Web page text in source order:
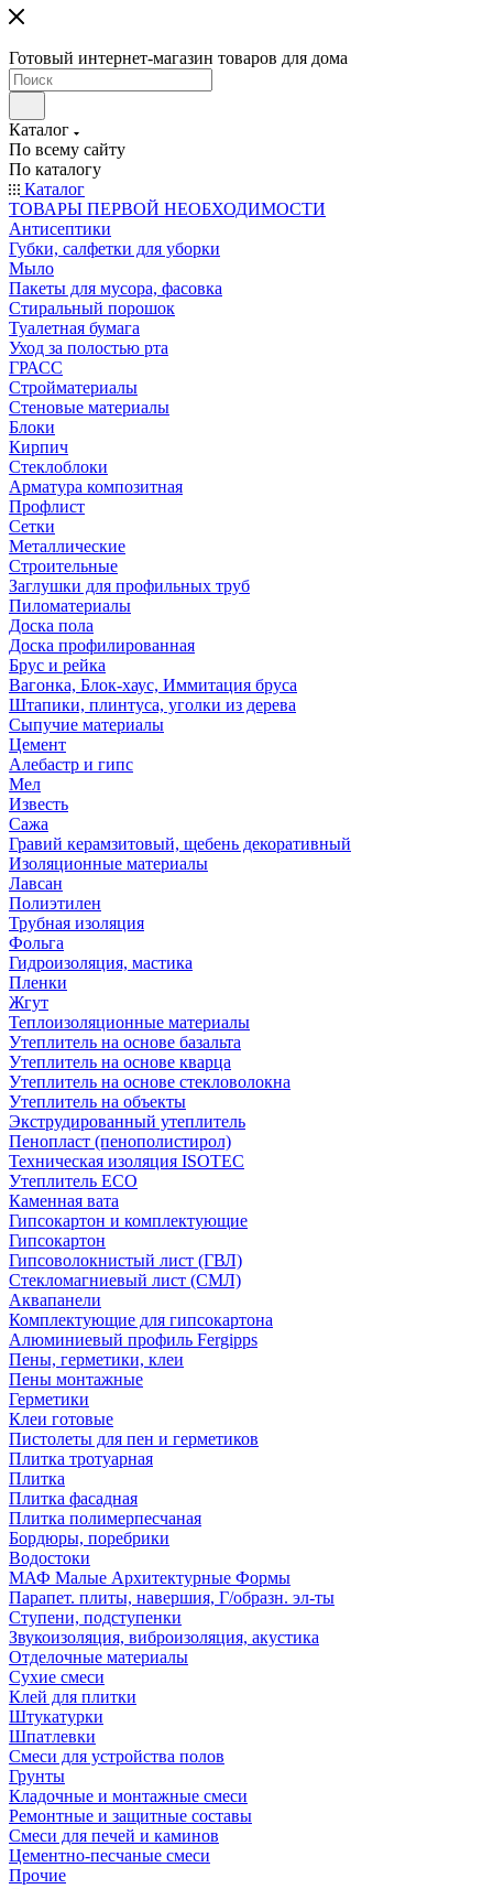
Готовый интернет-магазин товаров для дома
Каталог
По всему сайту
По каталогу
Каталог
ТОВАРЫ ПЕРВОЙ НЕОБХОДИМОСТИ
Антисептики
Губки, салфетки для уборки
Мыло
Пакеты для мусора, фасовка
Стиральный порошок
Туалетная бумага
Уход за полостью рта
ГРАСС
Стройматериалы
Стеновые материалы
Блоки
Кирпич
Стеклоблоки
Арматура композитная
Профлист
Сетки
Металлические
Строительные
Заглушки для профильных труб
Пиломатериалы
Доска пола
Доска профилированная
Брус и рейка
Вагонка, Блок-хаус, Иммитация бруса
Штапики, плинтуса, уголки из дерева
Сыпучие материалы
Цемент
Алебастр и гипс
Мел
Известь
Сажа
Гравий керамзитовый, щебень декоративный
Изоляционные материалы
Лавсан
Полиэтилен
Трубная изоляция
Фольга
Гидроизоляция, мастика
Пленки
Жгут
Теплоизоляционные материалы
Утеплитель на основе базальта
Утеплитель на основе кварца
Утеплитель на основе стекловолокна
Утеплитель на объекты
Экструдированный утеплитель
Пенопласт (пенополистирол)
Техническая изоляция ISOTEC
Утеплитель ECO
Каменная вата
Гипсокартон и комплектующие
Гипсокартон
Гипсоволокнистый лист (ГВЛ)
Стекломагниевый лист (СМЛ)
Аквапанели
Комплектующие для гипсокартона
Алюминиевый профиль Fergipps
Пены, герметики, клеи
Пены монтажные
Герметики
Клеи готовые
Пистолеты для пен и герметиков
Плитка тротуарная
Плитка
Плитка фасадная
Плитка полимерпесчаная
Бордюры, поребрики
Водостоки
МАФ Малые Архитектурные Формы
Парапет. плиты, навершия, Г/образн. эл-ты
Ступени, подступенки
Звукоизоляция, виброизоляция, акустика
Отделочные материалы
Сухие смеси
Клей для плитки
Штукатурки
Шпатлевки
Смеси для устройства полов
Грунты
Кладочные и монтажные смеси
Ремонтные и защитные составы
Смеси для печей и каминов
Цементно-песчаные смеси
Прочие